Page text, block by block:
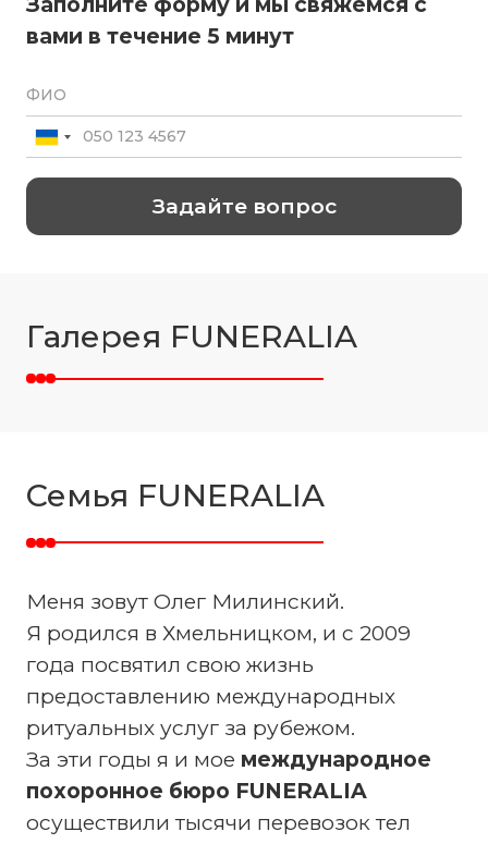
вами в течение 5 минут
Галерея FUNERALIA
Семья FUNERALIA
Меня зовут Олег Милинский.
Я родился в Хмельницком, и с 2009
года посвятил свою жизнь
предоставлению международных
ритуальных услуг за рубежом.
За эти годы я и мое международное
похоронное бюро FUNERALIA
осуществили тысячи перевозок тел